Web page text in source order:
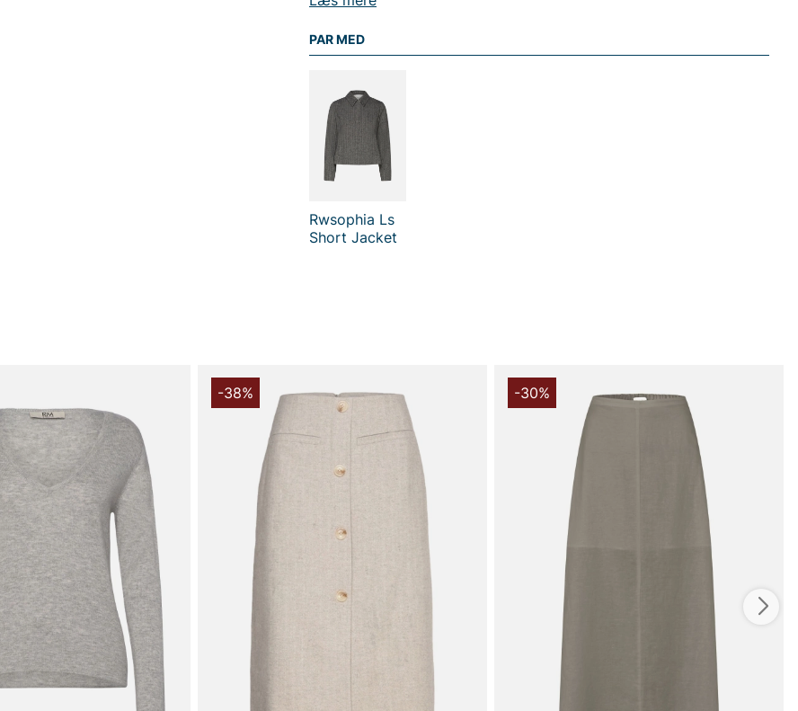
Tak fordi du handler i vores webshop. Besøg også vores butik i
PAR MED
Rwsophia Ls
Short Jacket
-38% -30%